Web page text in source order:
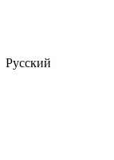
Русский